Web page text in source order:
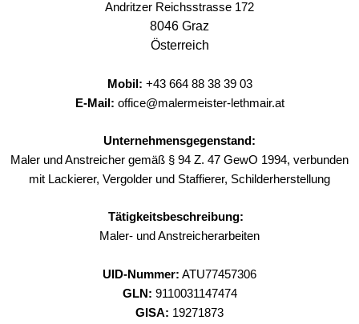
Andritzer Reichsstrasse 172
8046 Graz
Österreich
Mobil: +43 664 88 38 39 03
E-Mail: office@malermeister-lethmair.at
Unternehmensgegenstand:
Maler und Anstreicher gemäß § 94 Z. 47 GewO 1994, verbunden
mit Lackierer, Vergolder und Staffierer, Schilderherstellung
Tätigkeitsbeschreibung:
Maler- und Anstreicherarbeiten
UID-Nummer: ATU77457306
GLN: 9110031147474
GISA: 19271873